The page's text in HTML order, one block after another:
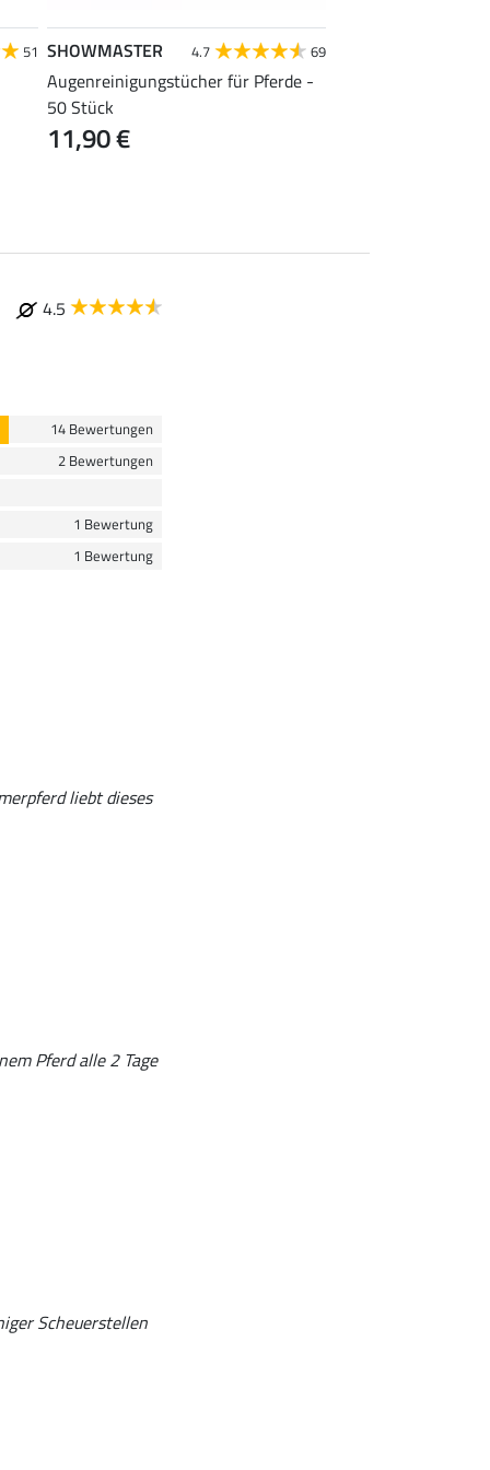
51 SHOWMASTER 4.7 69
Augenreinigungstücher für Pferde -
50 Stück
11,90 €
4.5
14 Bewertungen
2 Bewertungen
1 Bewertung
1 Bewertung
liebt dieses
Pferd alle 2 Tage
Scheuerstellen